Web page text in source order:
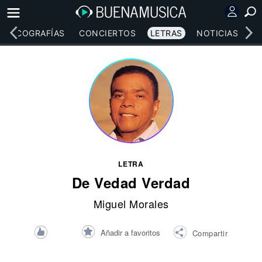
DISCOGRAFÍAS CONCIERTOS LETRAS NOTICIAS
LETRA
De Vedad Verdad
Miguel Morales
Añadir a favoritos Compartir